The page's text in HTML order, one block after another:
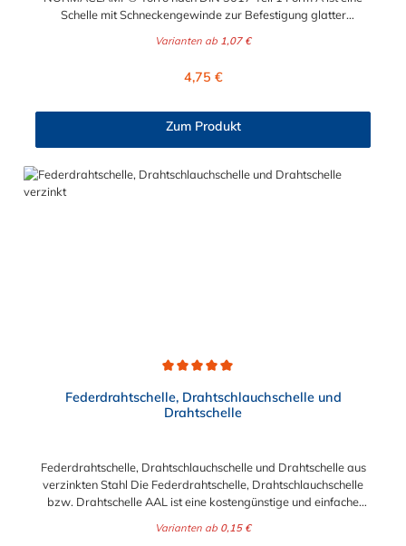
Schelle mit Schneckengewinde zur Befestigung glatter
aus, ist einfach montierbar, wiederverwendbar und durch ihre
somit die richtige Wahl für Schlauchverbindungen jeglicher Art.
210 mm in verschiedenen Abstufungen frei wählbar.
Varianten ab 1,07 €
Regulärer Preis:
4,75 €
Zum Produkt
Federdrahtschelle, Drahtschlauchschelle und
Drahtschelle
Federdrahtschelle, Drahtschlauchschelle und Drahtschelle aus
verzinkten Stahl Die Federdrahtschelle, Drahtschlauchschelle
bzw. Drahtschelle AAL ist eine kostengünstige und einfache
Anwendungen im niederen Druckbereich und für
Varianten ab 0,15 €